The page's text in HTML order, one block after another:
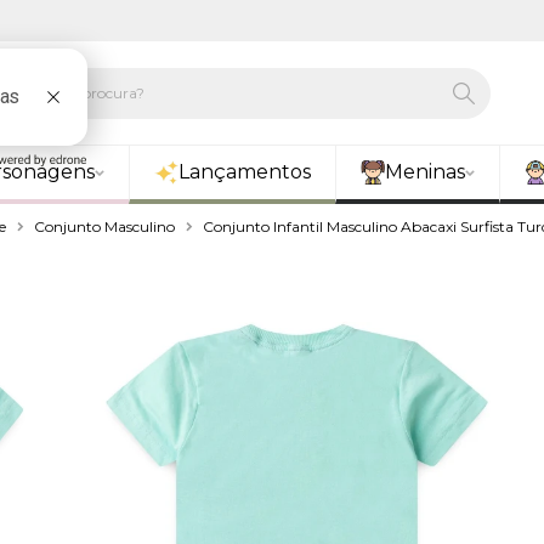
Lançamentos Meninas
Conjunto Masculino Conjunto Infantil Masculino Abacaxi Surfista